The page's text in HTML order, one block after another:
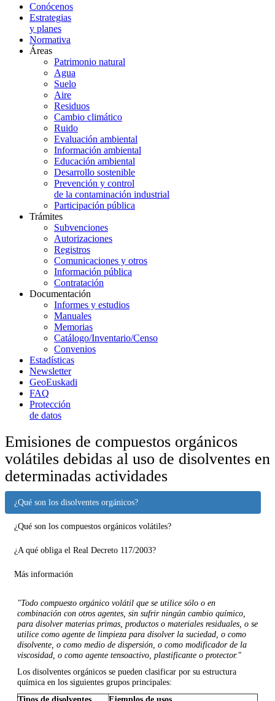
Conócenos
Estrategias
y planes
Normativa
Áreas
Patrimonio natural
Agua
Suelo
Aire
Residuos
Cambio climático
Ruido
Evaluación ambiental
Información ambiental
Educación ambiental
Desarrollo sostenible
Prevención y control
de la contaminación industrial
Participación pública
Trámites
Subvenciones
Autorizaciones
Registros
Comunicaciones y otros
Información pública
Contratación
Documentación
Informes y estudios
Manuales
Memorias
Catálogo/Inventario/Censo
Convenios
Estadísticas
Newsletter
GeoEuskadi
FAQ
Protección
de datos
Emisiones de compuestos orgánicos
volátiles debidas al uso de disolventes en
determinadas actividades
¿Qué son los disolventes orgánicos?
¿Qué son los compuestos orgánicos volátiles?
¿A qué obliga el Real Decreto 117/2003?
Más información
"Todo compuesto orgánico volátil que se utilice sólo o en
combinación con otros agentes, sin sufrir ningún cambio químico,
para disolver materias primas, productos o materiales residuales, o se
utilice como agente de limpieza para disolver la suciedad, o como
disolvente, o como medio de dispersión, o como modificador de la
viscosidad, o como agente tensoactivo, plastificante o protector."
Los disolventes orgánicos se pueden clasificar por su estructura
química en los siguientes grupos principales:
Tipos de disolventes
Ejemplos de usos